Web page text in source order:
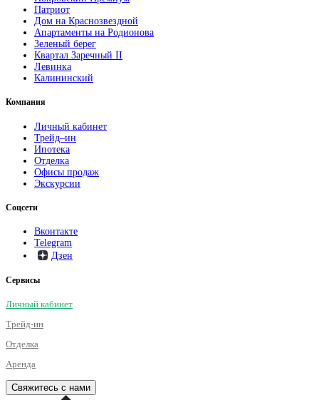
Патриот
Дом на Краснозвездной
Апартаменты на Родионова
Зеленый берег
Квартал Заречный II
Левинка
Калининский
Компания
Личный кабинет
Трейд–ин
Ипотека
Отделка
Офисы продаж
Экскурсии
Соцсети
Вконтакте
Telegram
Дзен
Сервисы
Личный кабинет
Трейд-ин
Отделка
Аренда
Свяжитесь с нами